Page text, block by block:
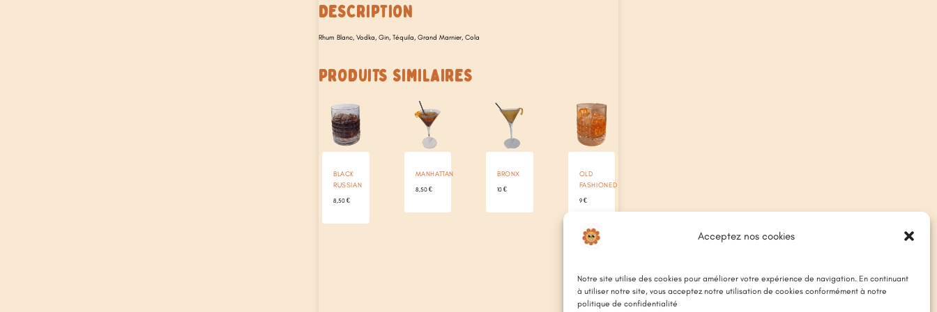
Acceptez nos cookies
Notre site utilise des cookies pour améliorer votre expérience de navigation. En continuant
à utiliser notre site, vous acceptez notre utilisation de cookies conformément à notre
politique de confidentialité
DESCRIPTION
Rhum Blanc, Vodka, Gin, Téquila, Grand Marnier, Cola
PRODUITS SIMILAIRES
BLACK
RUSSIAN
8,50 €
MANHATTAN
8,50 €
BRONX
10 €
OLD
FASHIONED
9 €